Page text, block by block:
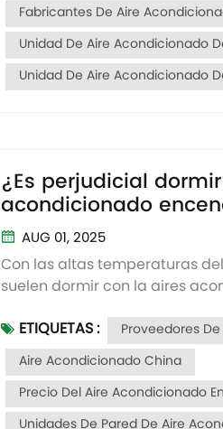
Fabricantes De Aire
Unidad De Aire Acondicionado
Unidad De Aire Acondicionado
¿Es perjudicial
acondicionado
AUG 01, 2025
Con las altas temperaturas
suelen dormir con la aires
agradable para dormir. Sin
preocupaba que el aire
ser perjudicial para...
ETIQUETAS :
Proveedores
Aire Acondicionado China
Precio Del Aire Acondicionado
Unidades De Pared De Aire